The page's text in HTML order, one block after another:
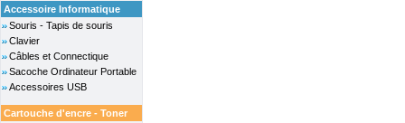
Accessoire Informatique
Souris - Tapis de souris
Clavier
Câbles et Connectique
Sacoche Ordinateur Portable
Accessoires USB
Cartouche d'encre - Toner